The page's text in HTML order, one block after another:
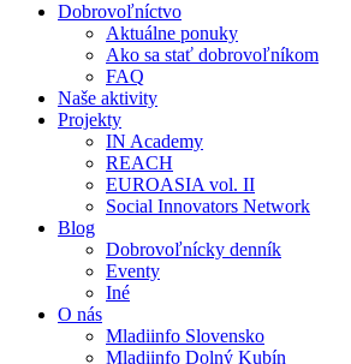
Dobrovoľníctvo
Aktuálne ponuky
Ako sa stať dobrovoľníkom
FAQ
Naše aktivity
Projekty
IN Academy
REACH
EUROASIA vol. II
Social Innovators Network
Blog
Dobrovoľnícky denník
Eventy
Iné
O nás
Mladiinfo Slovensko
Mladiinfo Dolný Kubín